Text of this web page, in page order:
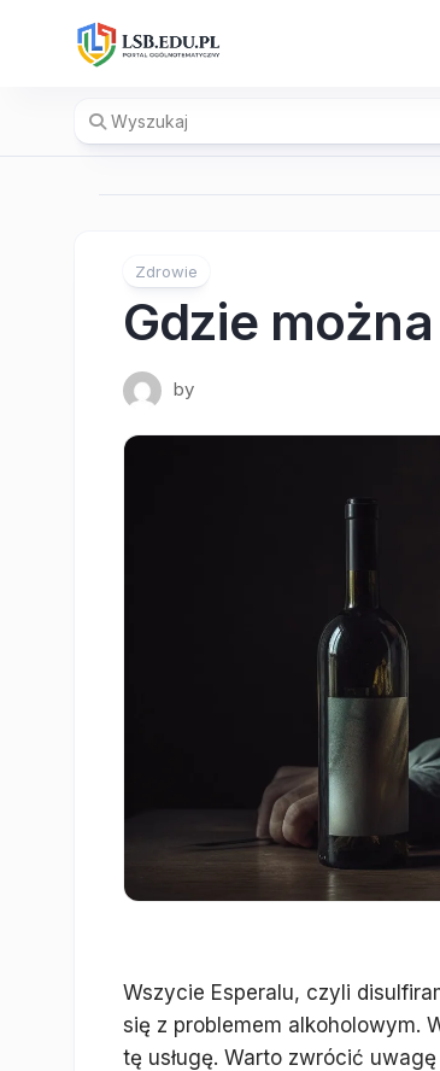
Zdrowie
Gdzie
by
Wszycie Esperalu, czyli
się z problemem alkoholowym.
tę usługę. Warto zwrócić